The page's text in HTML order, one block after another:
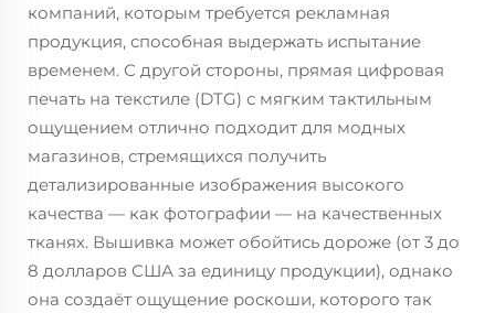
компаний, которым требуется рекламная
продукция, способная выдержать испытание
временем. С другой стороны, прямая цифровая
печать на текстиле (DTG) с мягким тактильным
ощущением отлично подходит для модных
магазинов, стремящихся получить
детализированные изображения высокого
качества — как фотографии — на качественных
тканях. Вышивка может обойтись дороже (от 3 до
8 долларов США за единицу продукции), однако
она создаёт ощущение роскоши, которого так